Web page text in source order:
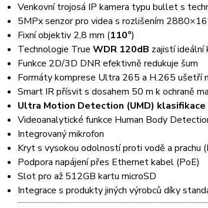
Venkovní trojosá IP kamera typu bullet s
5MPx senzor pro videa s rozlišením
Fixní objektiv 2,8 mm (110°)
Technologie True WDR 120dB zajistí
Funkce 2D/3D DNR efektivně redukuje šum
Formáty komprese Ultra 265 a H.265 ušetří
Smart IR přísvit s dosahem 50 m k ochraně
Ultra Motion Detection (UMD)
Videoanalytické funkce Human Body
Integrovaný mikrofon
Kryt s vysokou odolností proti vodě a prachu
Podpora napájení přes Ethernet kabel (PoE)
Slot pro až 512GB kartu microSD
Integrace s produkty jiných výrobců díky